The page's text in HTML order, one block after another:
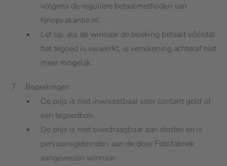
volgens de reguliere betaalmethoden van
fijnopvakantie.nl.
Let op: als de winnaar de boeking betaalt vóórdat
het tegoed is verwerkt, is verrekening achteraf niet
meer mogelijk.
Beperkingen
De prijs is niet inwisselbaar voor contant geld of
een tegoedbon.
De prijs is niet overdraagbaar aan derden en is
persoonsgebonden aan de door Fotofabriek
aangewezen winnaar.